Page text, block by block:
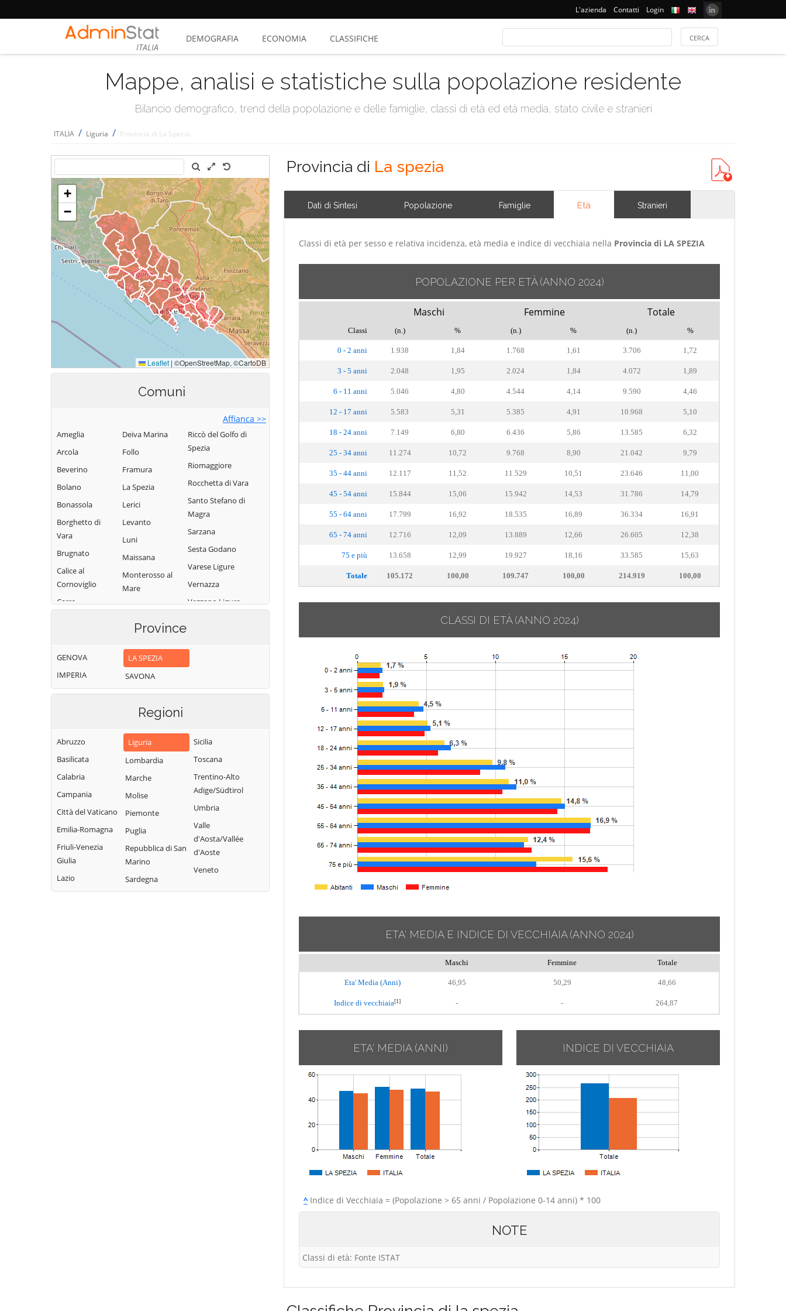
L'azienda Contatti Login
ITALIA
DEMOGRAFIA ECONOMIA CLASSIFICHE
Mappe, analisi e statistiche sulla popolazione residente
Bilancio demografico, trend della popolazione e delle famiglie, classi di età ed età media, stato civile e stranieri
ITALIA / Liguria / Provincia di La Spezia
Comuni
Affianca >>
Ameglia
Arcola
Beverino
Bolano
Bonassola
Borghetto di
Vara
Brugnato
Calice al
Cornoviglio
Carro
Deiva Marina
Follo
Framura
La Spezia
Lerici
Levanto
Luni
Maissana
Monterosso al
Mare
Pignone
Portovenere
Riccò del Golfo di
Spezia
Riomaggiore
Rocchetta di Vara
Santo Stefano di
Magra
Sarzana
Sesta Godano
Varese Ligure
Vernazza
Vezzano Ligure
Province
GENOVA
IMPERIA
LA SPEZIA
SAVONA
Regioni
Abruzzo
Basilicata
Calabria
Campania
Città del Vaticano
Emilia-Romagna
Friuli-Venezia
Giulia
Lazio
Liguria
Lombardia
Marche
Molise
Piemonte
Puglia
Repubblica di San
Marino
Sardegna
Sicilia
Toscana
Trentino-Alto
Adige/Südtirol
Umbria
Valle
d'Aosta/Vallée
d'Aoste
Veneto
Provincia di La spezia
Dati di Sintesi Popolazione Famiglie Età Stranieri
Classi di età per sesso e relativa incidenza, età media e indice di vecchiaia nella Provincia di LA SPEZIA
POPOLAZIONE PER ETÀ (ANNO 2024)
Maschi Femmine Totale
Classi (n.) % (n.) % (n.) %
0 - 2 anni 1.938 1,84 1.768 1,61 3.706 1,72
3 - 5 anni 2.048 1,95 2.024 1,84 4.072 1,89
6 - 11 anni 5.046 4,80 4.544 4,14 9.590 4,46
12 - 17 anni 5.583 5,31 5.385 4,91 10.968 5,10
18 - 24 anni 7.149 6,80 6.436 5,86 13.585 6,32
25 - 34 anni 11.274 10,72 9.768 8,90 21.042 9,79
35 - 44 anni 12.117 11,52 11.529 10,51 23.646 11,00
45 - 54 anni 15.844 15,06 15.942 14,53 31.786 14,79
55 - 64 anni 17.799 16,92 18.535 16,89 36.334 16,91
65 - 74 anni 12.716 12,09 13.889 12,66 26.605 12,38
75 e più 13.658 12,99 19.927 18,16 33.585 15,63
Totale 105.172 100,00 109.747 100,00 214.919 100,00
CLASSI DI ETÀ (ANNO 2024)
ETA' MEDIA E INDICE DI VECCHIAIA (ANNO 2024)
Maschi Femmine Totale
Eta' Media (Anni) 46,95 50,29 48,66
Indice di vecchiaia[1] - - 264,87
ETA' MEDIA (ANNI) INDICE DI VECCHIAIA
^Indice di Vecchiaia = (Popolazione > 65 anni / Popolazione 0-14 anni) * 100
NOTE
Classi di età: Fonte ISTAT